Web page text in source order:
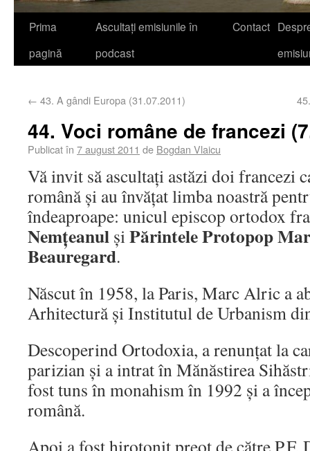
Prima
pagină
Ascultați emisiunile în
podcast
Contact
← 43. A gândi Europa (31.07.2011)
44. Voci române de francezi
Publicat în 7 august 2011 de Bogdan Vlaicu
Vă invit să ascultați astăzi doi francezi
română și au învățat limba noastră
îndeaproape: unicul episcop ortodox
Nemțeanul șiPărintele Protopop
Beauregard.
Născut în 1958, la Paris, Marc Alric a
Arhitectură şi Institutul de Urbanism
Descoperind Ortodoxia, a renunțat la
parizian și a intrat în Mănăstirea
fost tuns în monahism în 1992 și a
română.
Apoi a fost hirotonit preot de către P.F.